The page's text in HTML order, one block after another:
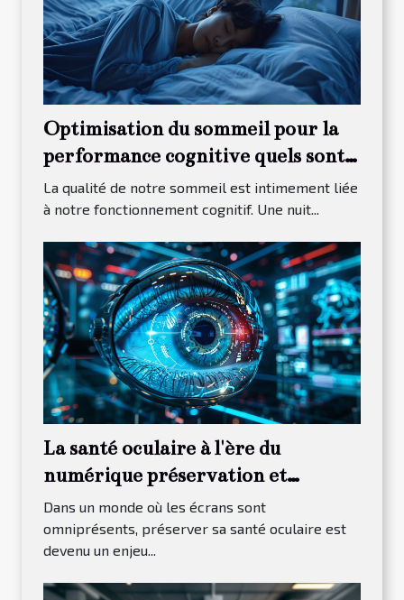
Optimisation du sommeil pour la
performance cognitive quels sont
les rituels efficaces
La qualité de notre sommeil est intimement liée
à notre fonctionnement cognitif. Une nuit...
La santé oculaire à l'ère du
numérique préservation et
conseils pratiques
Dans un monde où les écrans sont
omniprésents, préserver sa santé oculaire est
devenu un enjeu...